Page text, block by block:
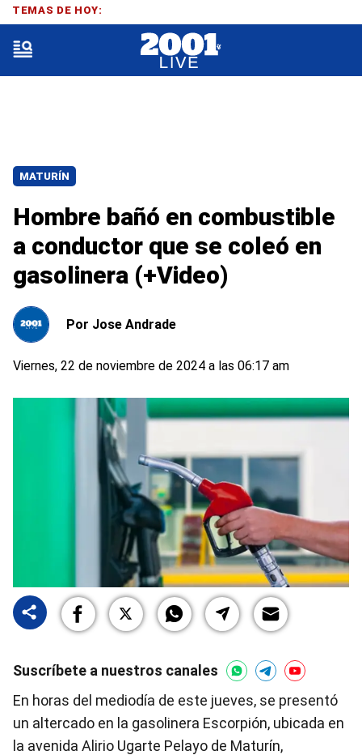
MATURÍN
Hombre bañó en combustible
a conductor que se coleó en
gasolinera (+Video)
Por Jose Andrade
Viernes, 22 de noviembre de 2024 a las 06:17 am
Suscríbete a nuestros canales
En horas del mediodía de este jueves, se presentó
un altercado en la gasolinera Escorpión, ubicada en
la avenida Alirio Ugarte Pelayo de Maturín,
TEMAS DE HOY: